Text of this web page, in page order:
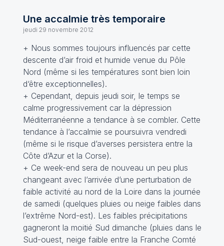
Une accalmie très temporaire
jeudi 29 novembre 2012
+ Nous sommes toujours influencés par cette
descente d’air froid et humide venue du Pôle
Nord (même si les températures sont bien loin
d‘être exceptionnelles).
+ Cependant, depuis jeudi soir, le temps se
calme progressivement car la dépression
Méditerranéenne a tendance à se combler. Cette
tendance à l’accalmie se poursuivra vendredi
(même si le risque d’averses persistera entre la
Côte d’Azur et la Corse).
+ Ce week-end sera de nouveau un peu plus
changeant avec l’arrivée d’une perturbation de
faible activité au nord de la Loire dans la journée
de samedi (quelques pluies ou neige faibles dans
l’extrême Nord-est). Les faibles précipitations
gagneront la moitié Sud dimanche (pluies dans le
Sud-ouest, neige faible entre la Franche Comté